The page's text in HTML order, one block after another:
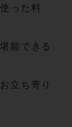
った料
能できる
立ち寄り